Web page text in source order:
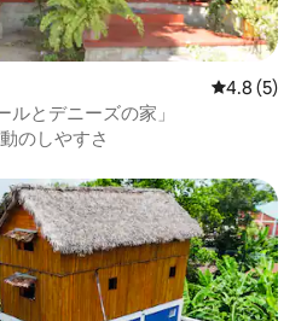
レビュー5
4.8 (5)
とデニーズの家」
のしやすさ